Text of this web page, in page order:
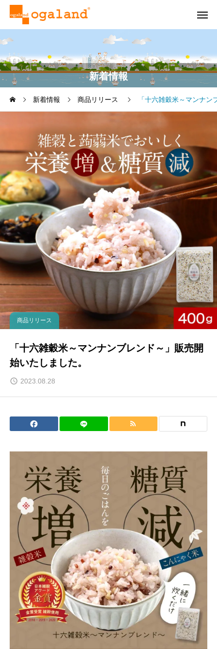
新着情報
新着情報 商品リリース 「十六雑穀米～マンナ
商品リリース
「十六雑穀米～マンナンブレンド～」販売開
始いたしました。
2023.08.28